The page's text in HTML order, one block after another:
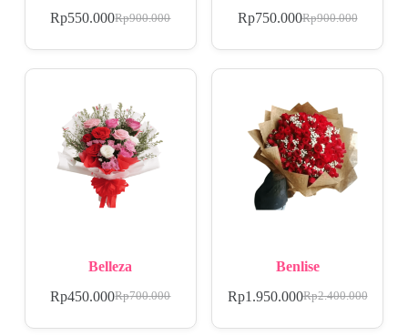
Rp900.000
Rp550.000 Rp900.000
Rp750.000
Belleza
Rp700.000
Rp450.000
Benlise
Rp2.400.000
Rp1.950.000